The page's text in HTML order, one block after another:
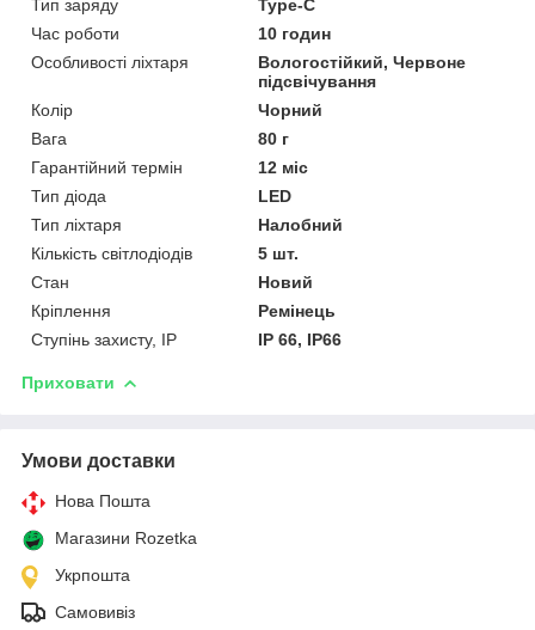
Тип заряду
Type-C
Час роботи
10 годин
Особливості ліхтаря
Вологостійкий, Червоне
підсвічування
Колір
Чорний
Вага
80 г
Гарантійний термін
12 міс
Тип діода
LED
Тип ліхтаря
Налобний
Кількість світлодіодів
5 шт.
Стан
Новий
Кріплення
Ремінець
Ступінь захисту, IP
IP 66, IP66
Приховати
Умови доставки
Нова Пошта
Магазини Rozetka
Укрпошта
Самовивіз